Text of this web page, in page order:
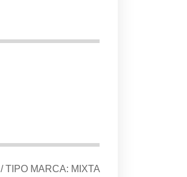
/ TIPO MARCA: MIXTA